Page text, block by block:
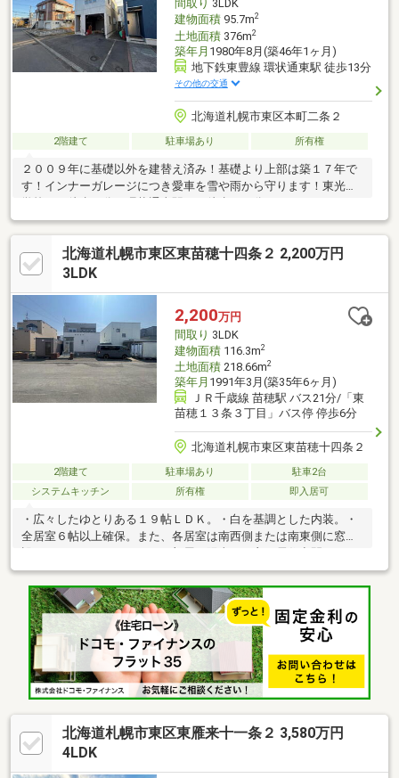
間取り 3LDK
建物面積95.7m2
土地面積376m2
築年月 1980年8月(築46年1ヶ月)
地下鉄東豊線 環状通東駅 徒歩13分
その他の交通
北海道札幌市東区本町二条２
2階建て 駐車場あり 所有権
２００９年に基礎以外を建替え済み！基礎より上部は築１７年で
す！インナーガレージにつき愛車を雪や雨から守ります！東光小
北海道札幌市東区東苗穂十四条２ 2,200万円
3LDK
2,200万円
間取り 3LDK
建物面積116.3m2
土地面積218.66m2
築年月 1991年3月(築35年6ヶ月)
ＪＲ千歳線 苗穂駅 バス21分/「東
苗穂１３条３丁目」バス停 停歩6分
北海道札幌市東区東苗穂十四条２
2階建て 駐車場あり
駐車2台
システムキッチン
所有権 即入居可
・広々したゆとりある１９帖ＬＤＫ。・白を基調とした内装。・
全居室６帖以上確保。また、各居室は南西側または南東側に窓が
ております。・システムキッチンは、リビングを一望できるカウ
ンター式。・南庭は平板敷の為イメージ良好。弊社では、不動産
探しからご契約、住宅ローンや税金等、お客様が安心して取引が
行えます様、精一杯サポートをさせていただきます。不動産探し
はわからない事も多くあると思いますが、まずは一度、お気軽に
お問合せ下さい♪
北海道札幌市東区東雁来十一条２ 3,580万円
4LDK